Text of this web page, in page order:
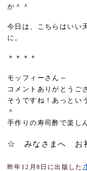
か＾＾
今日は、こちらはいい
に。
＊＊＊＊
モッフィーさん～
コメントありがとうご
そうですね！あっとい
＾
手作りの寿司酢で楽し
☆ みなさまへ
昨年12月8日に出版した